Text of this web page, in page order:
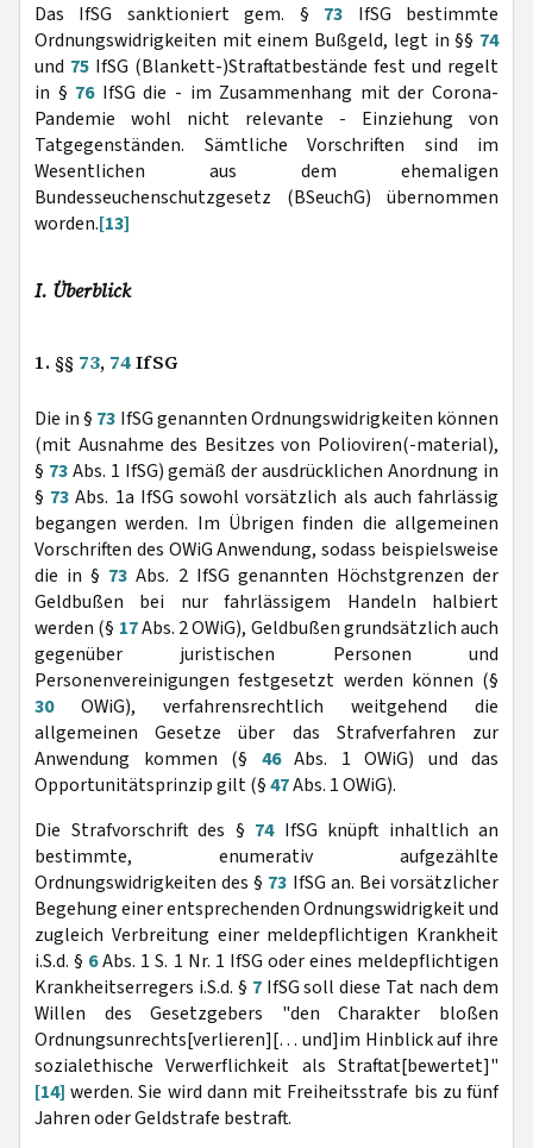
Das IfSG sanktioniert gem. § 73 IfSG bestimmte
Ordnungswidrigkeiten mit einem Bußgeld, legt in §§ 74
und 75 IfSG (Blankett-)Straftatbestände fest und regelt
in § 76IfSG die - im Zusammenhang mit der Corona-
Pandemie wohl nicht relevante - Einziehung von
Tatgegenständen. Sämtliche Vorschriften sind im
Wesentlichen aus dem ehemaligen
Bundesseuchenschutzgesetz (BSeuchG) übernommen
worden.[13]
I. Überblick
1. §§ 73, 74IfSG
Die in § 73 IfSG genannten Ordnungswidrigkeiten können
(mit Ausnahme des Besitzes von Polioviren(-material),
§ 73Abs. 1 IfSG) gemäß der ausdrücklichen Anordnung in
§ 73 Abs. 1a IfSG sowohl vorsätzlich als auch fahrlässig
begangen werden. Im Übrigen finden die allgemeinen
Vorschriften des OWiG Anwendung, sodass beispielsweise
die in § 73 Abs. 2 IfSG genannten Höchstgrenzen der
Geldbußen bei nur fahrlässigem Handeln halbiert
werden (§ 17Abs. 2 OWiG), Geldbußen grundsätzlich auch
gegenüber juristischen Personen und
Personenvereinigungen festgesetzt werden können (§
30OWiG), verfahrensrechtlich weitgehend die
allgemeinen Gesetze über das Strafverfahren zur
Anwendung kommen (§ 46Abs. 1 OWiG) und das
Opportunitätsprinzip gilt (§47Abs. 1 OWiG).
Die Strafvorschrift des § 74IfSG knüpft inhaltlich an
bestimmte, enumerativ aufgezählte
Ordnungswidrigkeiten des § 73 IfSG an. Bei vorsätzlicher
Begehung einer entsprechenden Ordnungswidrigkeit und
zugleich Verbreitung einer meldepflichtigen Krankheit
i.S.d. § 6Abs. 1 S. 1 Nr. 1 IfSG oder eines meldepflichtigen
Krankheitserregers i.S.d. § 7IfSG soll diese Tat nach dem
Willen des Gesetzgebers "den Charakter bloßen
Ordnungsunrechts[verlieren][… und]im Hinblick auf ihre
sozialethische Verwerflichkeit als Straftat[bewertet]"
[14] werden. Sie wird dann mit Freiheitsstrafe bis zu fünf
Jahren oder Geldstrafe bestraft.